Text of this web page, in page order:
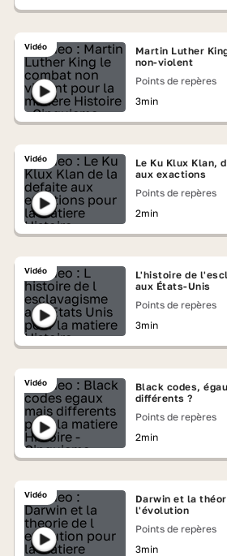
Vidéo
Martin Luther
non-violent
Points de repères
3min
Vidéo
Le Ku Klux Klan,
aux exactions
Points de repères
2min
Vidéo
L'histoire de
aux États-Unis
Points de repères
3min
Vidéo
Black codes,
différents ?
Points de repères
2min
Vidéo
Darwin et la
l'évolution
Points de repères
3min